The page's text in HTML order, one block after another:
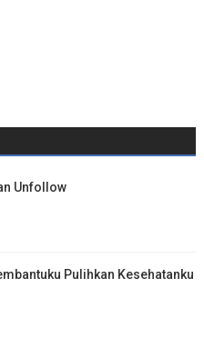
Unfollow
Pulihkan Kesehatanku